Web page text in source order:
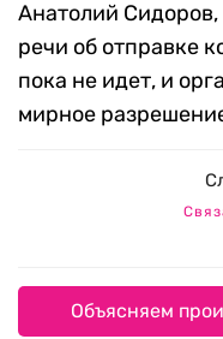
Анатолий Сидоров,
речи об отправке
пока не идет, и
мирное
Объясняем